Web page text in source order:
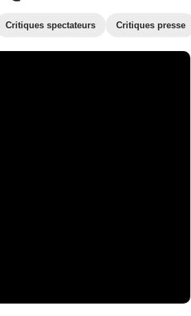
Critiques spectateurs Critiques presse